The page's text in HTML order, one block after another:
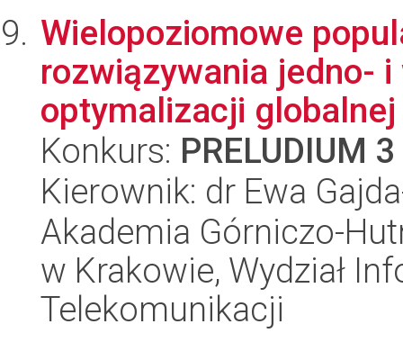
Wielopoziomowe
rozwiązywania jedno-
optymalizacji globalnej
Konkurs: PRELUDIUM 3
Kierownik: dr Ewa
Akademia Górniczo-
w Krakowie, Wydział
Telekomunikacji